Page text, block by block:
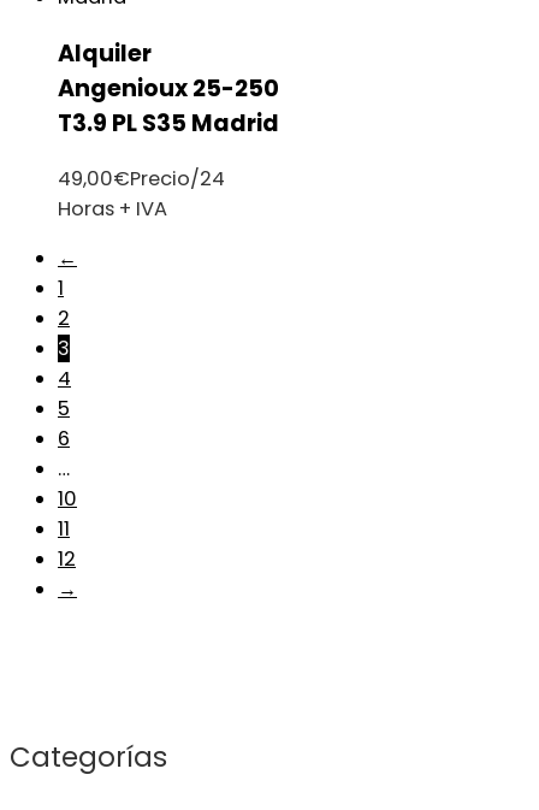
Categorías
Alquiler
Angenioux 25-250
T3.9 PL S35 Madrid
49,00€Precio/24
Horas + IVA
←
1
2
3
4
5
6
…
10
11
12
→